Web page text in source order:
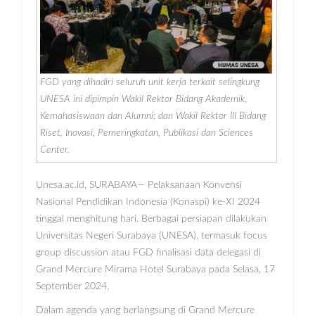
FGD yang dihadiri seluruh unit kerja terkait selingkung
UNESA ini dipimpin Wakil Rektor Bidang Akademik,
Kemahasiswaan dan Alumni; dan Wakil Rektor III Bidang
Riset, Inovasi, Pemeringkatan, Publikasi dan Sciences
Center.
Unesa.ac.id, SURABAYA— Pelaksanaan Konvensi
Nasional Pendidikan Indonesia (Konaspi) ke-XI 2024
tinggal menghitung hari. Berbagai persiapan dilakukan
Universitas Negeri Surabaya (UNESA), termasuk focus
group discussion atau FGD finalisasi data delegasi di
Grand Mercure Mirama Hotel Surabaya pada Selasa, 17
September 2024.
Dalam agenda yang berlangsung di Grand Mercure